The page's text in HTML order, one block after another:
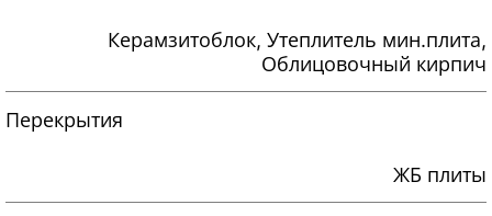
Керамзитоблок, Утеплитель мин.плита,
Облицовочный кирпич
Перекрытия
ЖБ плиты